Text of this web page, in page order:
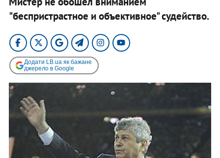
"беспристрастное и объективное" судейство.
Додати LB.ua як бажане
джерело в Google